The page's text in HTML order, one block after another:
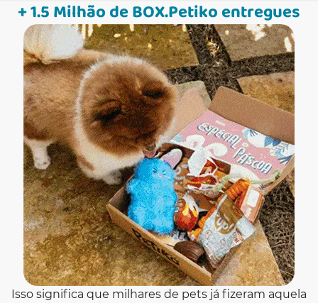
+ 1.5 Milhão de BOX.Petiko entregues
Isso significa que milhares de pets já fizeram aquela